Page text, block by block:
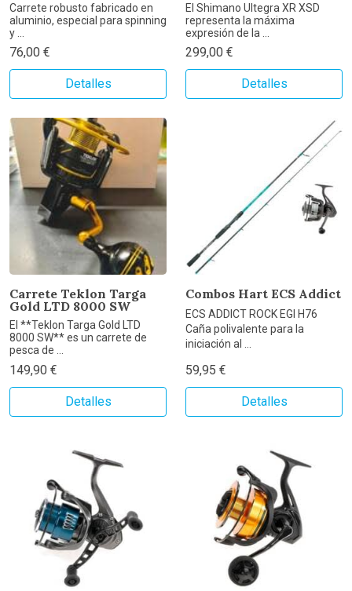
Carrete robusto fabricado en
aluminio, especial para spinning
y ...
76,00 €
Detalles
El Shimano Ultegra XR XSD
representa la máxima
expresión de la ...
299,00 €
Detalles
Carrete Teklon Targa
Gold LTD 8000 SW
El **Teklon Targa Gold LTD
8000 SW** es un carrete de
pesca de ...
149,90 €
Detalles
Combos Hart ECS Addict
ECS ADDICT ROCK EGI H76
Caña polivalente para la
iniciación al ...
59,95 €
Detalles